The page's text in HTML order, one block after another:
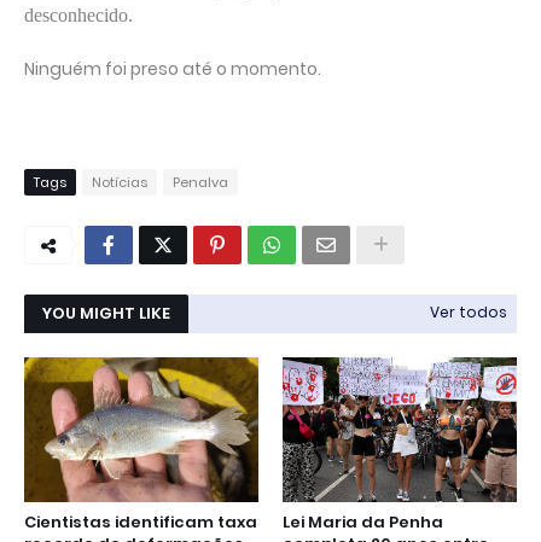
desconhecido.
Ninguém foi preso até o momento.
Tags Notícias Penalva
YOU MIGHT LIKE Ver todos
Cientistas identificam taxa
Lei Maria da Penha